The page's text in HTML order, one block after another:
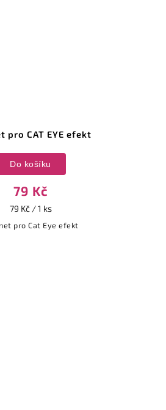
pro CAT EYE efekt
79 Kč
79 Kč / 1 ks
Do košíku
pro Cat Eye efekt